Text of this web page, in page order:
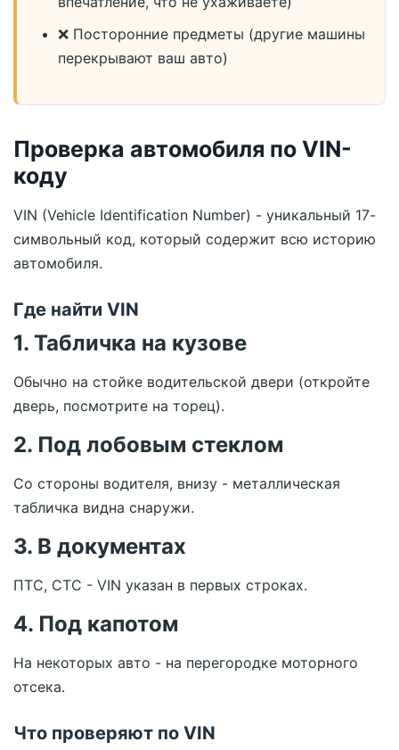
❌ Посторонние предметы (другие машины
перекрывают ваш авто)
Проверка автомобиля по VIN-
коду
VIN (Vehicle Identification Number) - уникальный 17-
символьный код, который содержит всю историю
автомобиля.
Где найти VIN
1. Табличка на кузове
Обычно на стойке водительской двери (откройте
дверь, посмотрите на торец).
2. Под лобовым стеклом
Со стороны водителя, внизу - металлическая
табличка видна снаружи.
3. В документах
ПТС, СТС - VIN указан в первых строках.
4. Под капотом
На некоторых авто - на перегородке моторного
отсека.
Что проверяют по VIN